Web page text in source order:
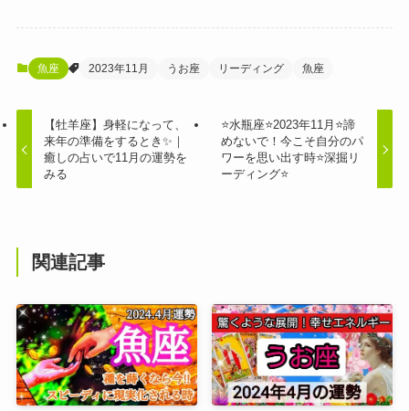
魚座 2023年11月 うお座 リーディング 魚座
【牡羊座】身軽になって、
来年の準備をするとき✨｜
癒しの占いで11月の運勢を
みる
⭐️水瓶座⭐️2023年11月⭐️諦
めないで！今こそ自分のパ
ワーを思い出す時⭐️深掘リ
ーディング⭐️
関連記事